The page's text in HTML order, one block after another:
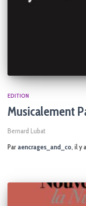
EDITION
Musicalement
Bernard Lubat
Par aencrages_and_co, il y a